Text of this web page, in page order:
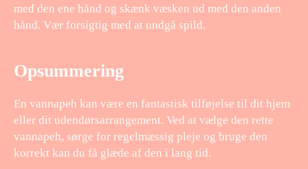
med den ene hånd og skænk væsken ud med den anden
hånd. Vær forsigtig med at undgå spild.
Opsummering
En vannapeh kan være en fantastisk tilføjelse til dit hjem
eller dit udendørsarrangement. Ved at vælge den rette
vannapeh, sørge for regelmæssig pleje og bruge den
korrekt kan du få glæde af den i lang tid.